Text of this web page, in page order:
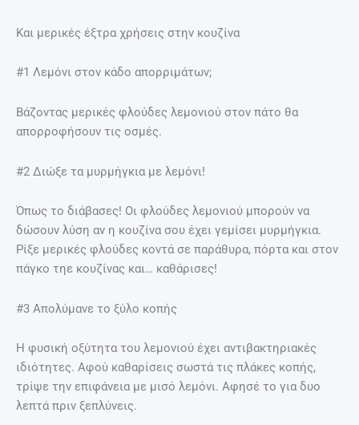
Και μερικές έξτρα χρήσεις στην κουζίνα
#1 Λεμόνι στον κάδο απορριμάτων;
Βάζοντας μερικές φλούδες λεμονιού στον πάτο θα
απορροφήσουν τις οσμές.
#2 Διώξε τα μυρμήγκια με λεμόνι!
Όπως το διάβασες! Οι φλούδες λεμονιού μπορούν να
δώσουν λύση αν η κουζίνα σου έχει γεμίσει μυρμήγκια.
Ρίξε μερικές φλούδες κοντά σε παράθυρα, πόρτα και στον
πάγκο τηε κουζίνας και… καθάρισες!
#3 Απολύμανε το ξύλο κοπής
Η φυσική οξύτητα του λεμονιού έχει αντιβακτηριακές
ιδιότητες. Αφού καθαρίσεις σωστά τις πλάκες κοπής,
τρίψε την επιφάνεια με μισό λεμόνι. Αφησέ το για δυο
λεπτά πριν ξεπλύνεις.